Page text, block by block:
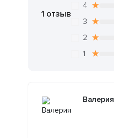
1 отзыв
4
3
2
1
Валерия